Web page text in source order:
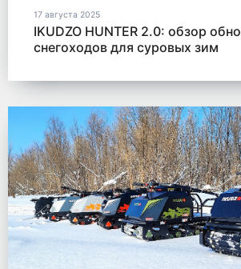
17 августа 2025
IKUDZO HUNTER 2.0: обзор
снегоходов для суровых зим